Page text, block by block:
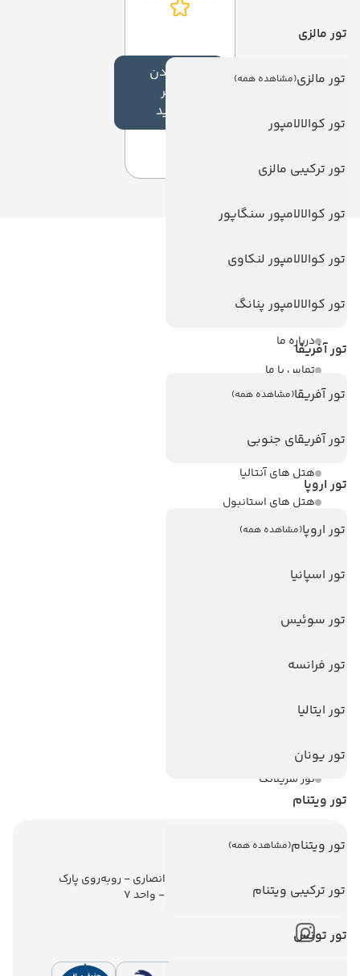
تور مالزی
تور مالزی(مشاهده همه)
تور کوالالامپور
تور ترکیبی مالزی
تور کوالالامپور سنگاپور
تور کوالالامپور لنکاوی
تور کوالالامپور پنانگ
تور آفریقا
تور آفریقا(مشاهده همه)
تور آفریقای جنوبی
تور اروپا
تور اروپا(مشاهده همه)
تور اسپانیا
تور سوئیس
تور فرانسه
تور ایتالیا
تور یونان
تور ویتنام
تور ویتنام(مشاهده همه)
تور ترکیبی ویتنام
تور تونس
افزودن
نظر
جدید
لینک های مفید
ویزا کانادا
درباره ما
تماس با ما
مجله گردشگری
هتل های پر بازدید
هتل های آنتالیا
هتل های استانبول
هتل های تایلند
تور استانبول
تور پوکت
تور بالی
تور سریلانکا
اطلاعات تماس
تهران - ولیعصر - نبش کوچه انصاری - روبه‌روی پارک
ملت - برج ملت - طبقه ششم - واحد 7